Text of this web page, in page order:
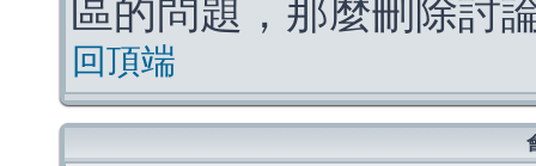
區的問題，那麼刪除討
回頂端